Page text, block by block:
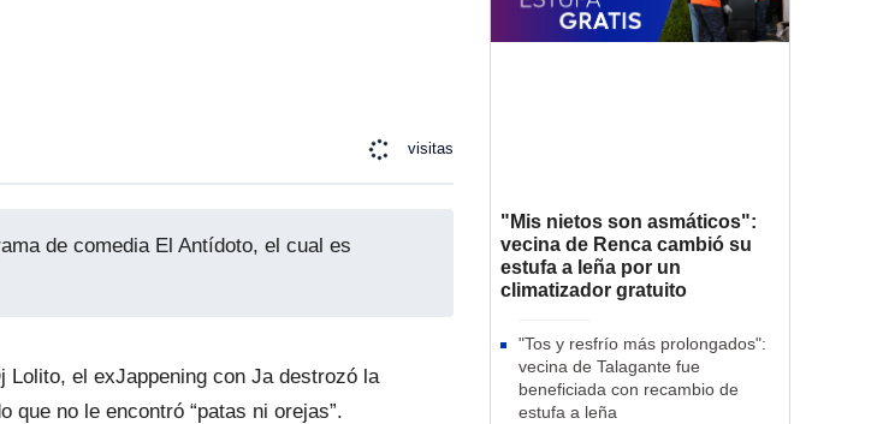
visitas
de comedia El Antídoto, el cual es
el exJappening con Ja destrozó la
que no le encontró “patas ni orejas”.
"Mis nietos son asmáticos":
vecina de Renca cambió su
estufa a leña por un
climatizador gratuito
"Tos y resfrío más prolongados":
vecina de Talagante fue
beneficiada con recambio de
estufa a leña